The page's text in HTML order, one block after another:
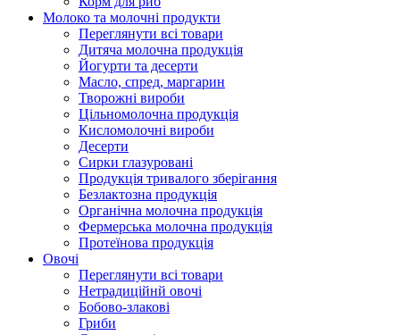
Молоко та молочні продукти
Переглянути всі товари
Дитяча молочна продукція
Йогурти та десерти
Масло, спред, маргарин
Творожні вироби
Цільномолочна продукція
Кисломолочні вироби
Десерти
Сирки глазуровані
Продукція тривалого зберігання
Безлактозна продукція
Органічна молочна продукція
Фермерська молочна продукція
Протеїнова продукція
Овочі
Переглянути всі товари
Нетрадиційнй овочі
Бобово-злакові
Гриби